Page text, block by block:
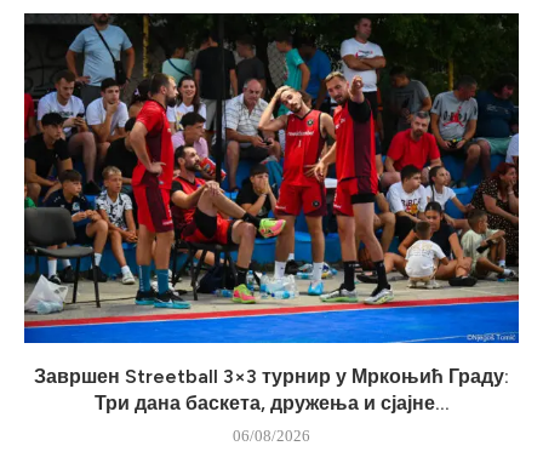
Завршен Streetball 3×3 турнир у Мркоњић Граду:
Три дана баскета, дружења и сјајне...
06/08/2026